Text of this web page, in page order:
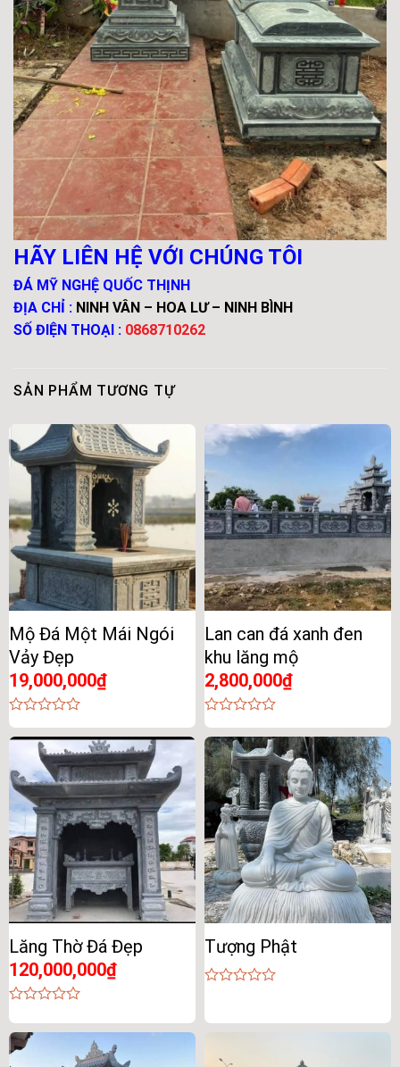
HÃY LIÊN HỆ VỚI CHÚNG TÔI
ĐÁ MỸ NGHỆ QUỐC THỊNH
ĐỊA CHỈ : NINH VÂN – HOA LƯ – NINH BÌNH
SỐ ĐIỆN THOẠI : 0868710262
SẢN PHẨM TƯƠNG TỰ
Mộ Đá Một Mái Ngói
Vảy Đẹp
19,000,000₫
0
out
5
Lan can đá xanh đen
khu lăng mộ
2,800,000₫
0
out
of
5
Lăng Thờ Đá Đẹp
120,000,000₫
out
of
5
Tượng Phật
of